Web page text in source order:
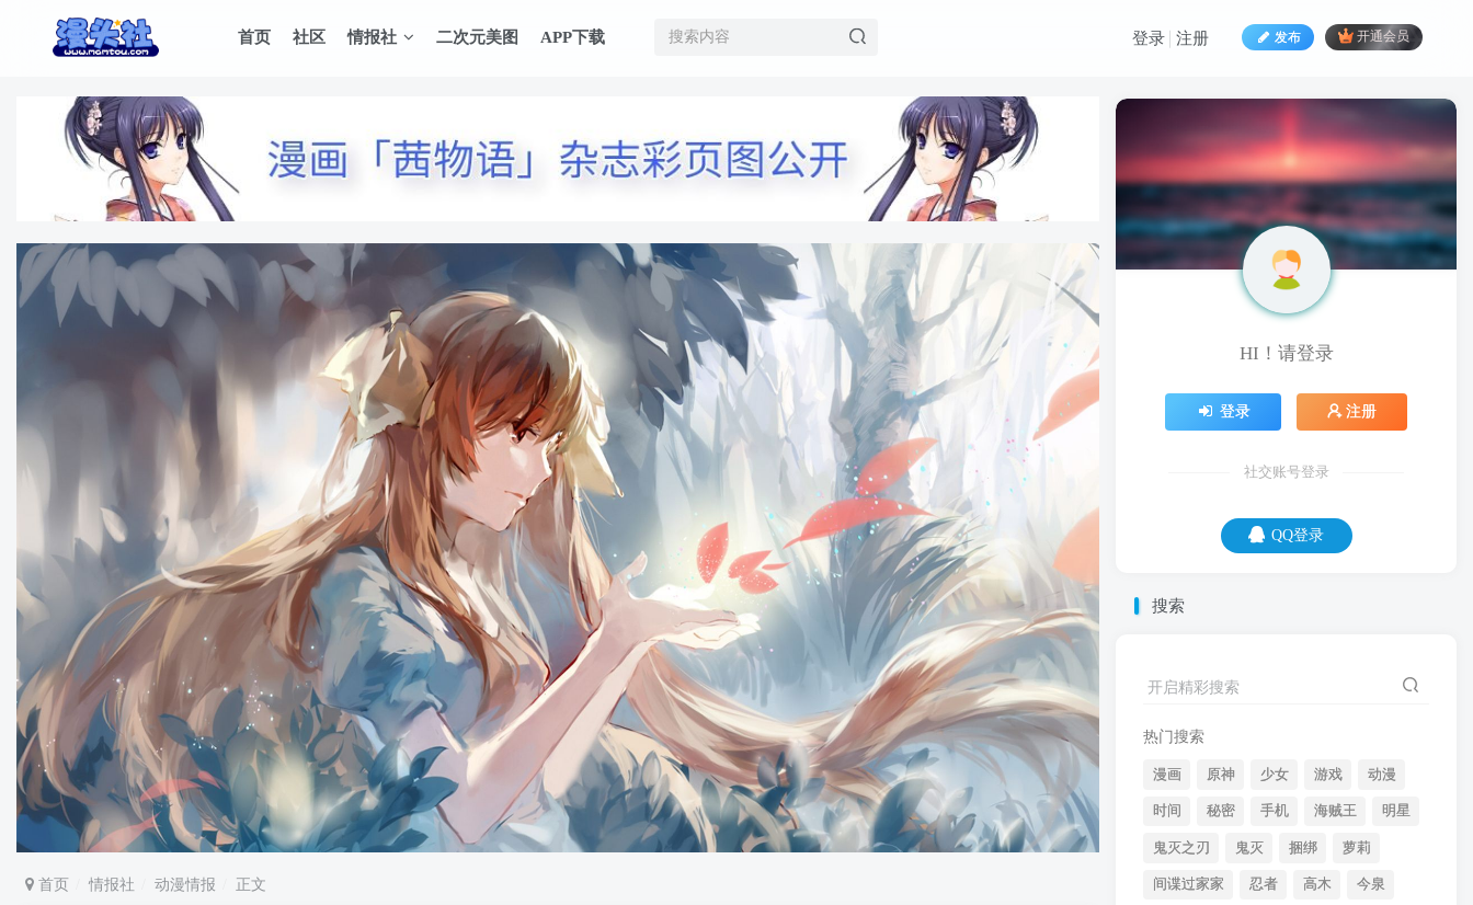
首页 社区 情报社 二次元美图 APP下载 发布 开通会员
登录 注册
首页 情报社 动漫情报 正文
HI！请登录
登录 注册
社交账号登录
QQ登录
搜索
开启精彩搜索
热门搜索
漫画 原神 少女 游戏 动漫
时间 秘密 手机 海贼王 明星
鬼灭之刃 鬼灭 捆绑 萝莉
间谍过家家 忍者 高木 今泉
HI！请登录
登录 注册
社交账号登录
QQ登录
慢热的人真可怜，别人已经腻了，你却刚